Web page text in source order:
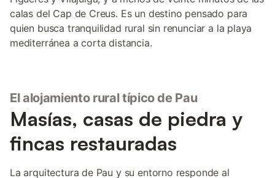
calas del Cap de Creus. Es un destino pensado para
quien busca tranquilidad rural sin renunciar a la playa
mediterránea a corta distancia.
El alojamiento rural típico de Pau
Masías, casas de piedra y
fincas restauradas
La arquitectura de Pau y su entorno responde al